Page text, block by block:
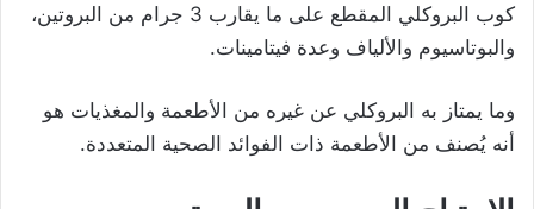
كوب البروكلي المقطع على ما يقارب 3 جرام من البروتين،
والبوتاسيوم والألياف وعدة فيتامينات.
وما يمتاز به البروكلي عن غيره من الأطعمة والمغذيات هو
أنه يُصنف من الأطعمة ذات الفوائد الصحية المتعددة.